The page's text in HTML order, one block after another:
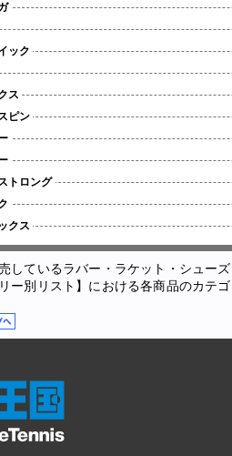
ック
ス
ピン
トロング
クス
しているラバー・ラケット・シュー
ー別リスト】における各商品のカテ